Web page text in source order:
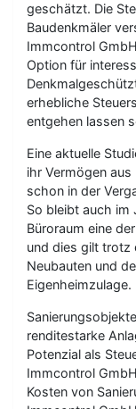
geschätzt. Die
Baudenkmäler
Immcontrol
Option für
erhebliche
entgehen lassen
Eine aktuelle
ihr Vermögen
schon in der
So bleibt auch im
Büroraum eine
und dies gilt trotz
Neubauten und
Eigenheimzulage.
renditestarke
Potenzial als
Immcontrol
Kosten von